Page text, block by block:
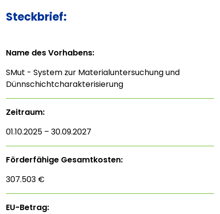
Steckbrief:
Name des Vorhabens:
SMut - System zur Materialuntersuchung und
Dünnschichtcharakterisierung
Zeitraum:
01.10.2025 – 30.09.2027
Förderfähige Gesamtkosten:
307.503 €
EU-Betrag: